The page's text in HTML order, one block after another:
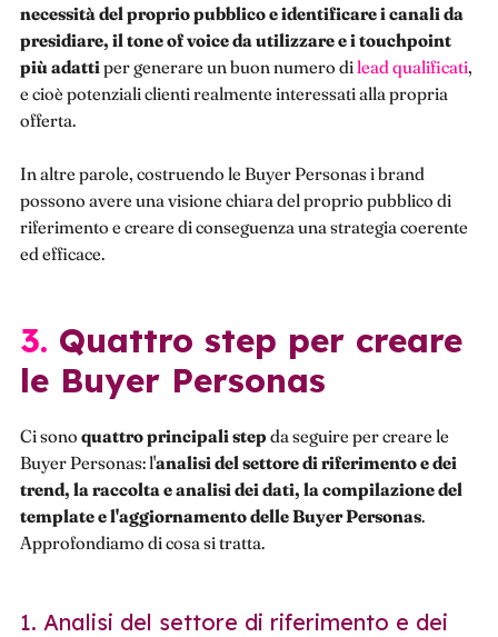
necessità del proprio pubblico e identificare i canali da
presidiare, il tone of voice da utilizzare e i touchpoint
più adatti per generare un buon numero dilead qualificati,
e cioè potenziali clienti realmente interessati alla propria
offerta.
In altre parole, costruendo le Buyer Personas i brand
possono avere una visione chiara del proprio pubblico di
riferimento e creare di conseguenza una strategia coerente
ed efficace.
3. Quattro step per creare
le Buyer Personas
Ci sono quattro principali step da seguire per creare le
Buyer Personas: l'analisi del settore di riferimento e dei
trend, la raccolta e analisi dei dati, la compilazione del
template e l'aggiornamento delle Buyer Personas.
Approfondiamo di cosa si tratta.
1. Analisi del settore di riferimento e dei